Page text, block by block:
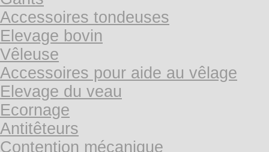
Accessoires tondeuses
Elevage bovin
Vêleuse
Accessoires pour aide au vêlage
Elevage du veau
Ecornage
Antitêteurs
Contention mécanique